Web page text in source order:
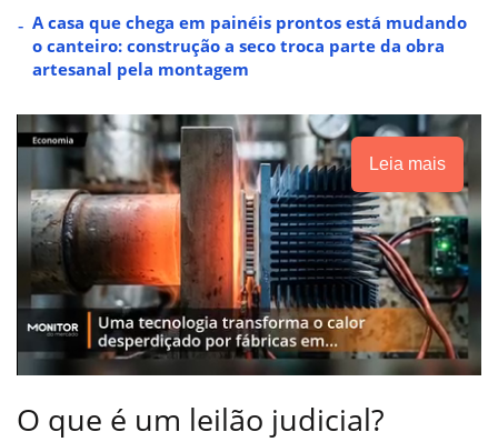
A casa que chega em painéis prontos está mudando
o canteiro: construção a seco troca parte da obra
artesanal pela montagem
Leia mais
O que é um leilão judicial?